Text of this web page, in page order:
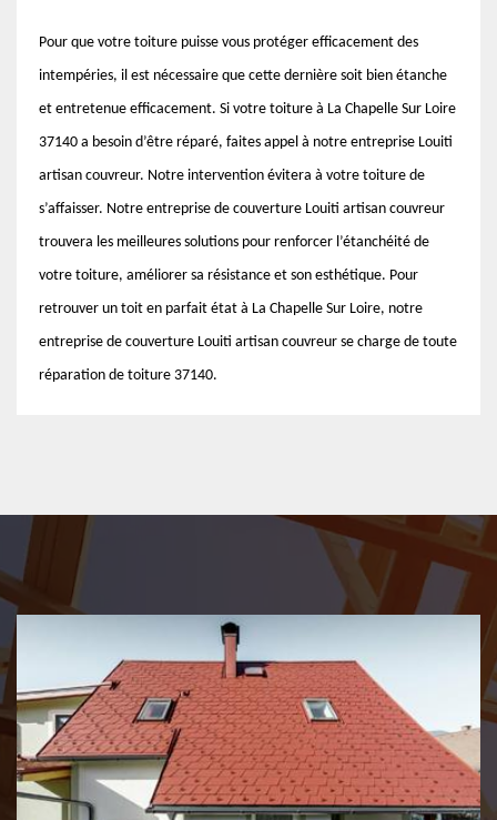
Pour que votre toiture puisse vous protéger efficacement des
intempéries, il est nécessaire que cette dernière soit bien étanche
et entretenue efficacement. Si votre toiture à La Chapelle Sur Loire
37140 a besoin d’être réparé, faites appel à notre entreprise Louiti
artisan couvreur. Notre intervention évitera à votre toiture de
s’affaisser. Notre entreprise de couverture Louiti artisan couvreur
trouvera les meilleures solutions pour renforcer l’étanchéité de
votre toiture, améliorer sa résistance et son esthétique. Pour
retrouver un toit en parfait état à La Chapelle Sur Loire, notre
entreprise de couverture Louiti artisan couvreur se charge de toute
réparation de toiture 37140.